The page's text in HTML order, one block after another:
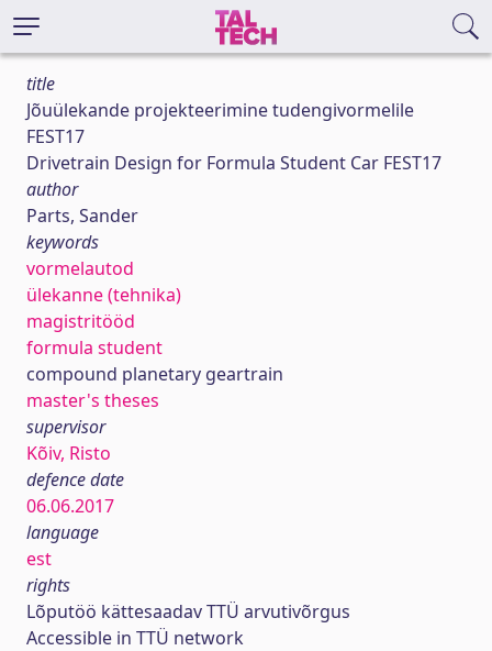
title
Jõuülekande projekteerimine tudengivormelile
FEST17
Drivetrain Design for Formula Student Car FEST17
author
Parts, Sander
keywords
vormelautod
ülekanne (tehnika)
magistritööd
formula student
compound planetary geartrain
master's theses
supervisor
Kõiv, Risto
defence date
06.06.2017
language
est
rights
Lõputöö kättesaadav TTÜ arvutivõrgus
Accessible in TTÜ network